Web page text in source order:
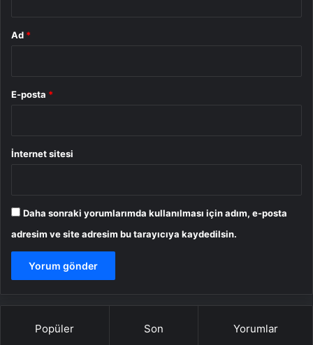
Ad *
E-posta *
İnternet sitesi
Daha sonraki yorumlarımda kullanılması için adım, e-posta
adresim ve site adresim bu tarayıcıya kaydedilsin.
Popüler Son Yorumlar